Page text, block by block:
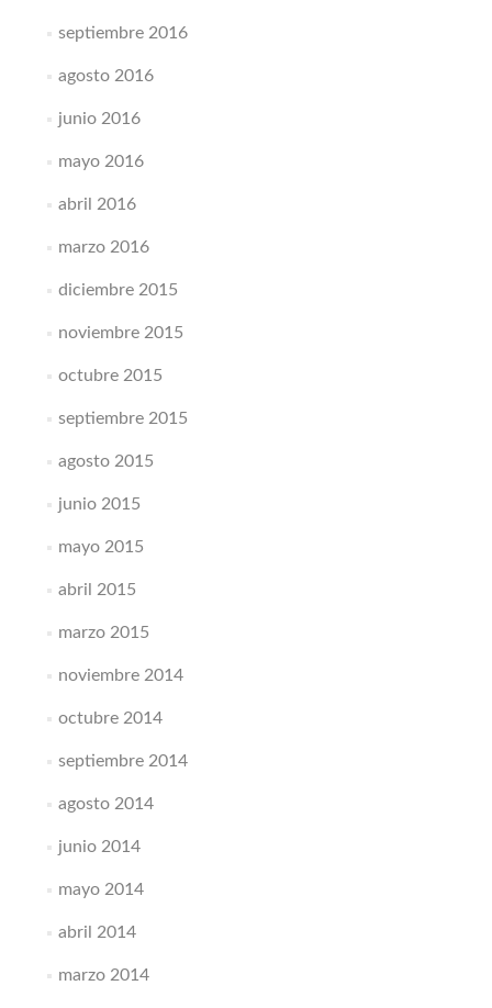
septiembre 2016
agosto 2016
junio 2016
mayo 2016
abril 2016
marzo 2016
diciembre 2015
noviembre 2015
octubre 2015
septiembre 2015
agosto 2015
junio 2015
mayo 2015
abril 2015
marzo 2015
noviembre 2014
octubre 2014
septiembre 2014
agosto 2014
junio 2014
mayo 2014
abril 2014
marzo 2014